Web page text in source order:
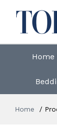
Home
Home